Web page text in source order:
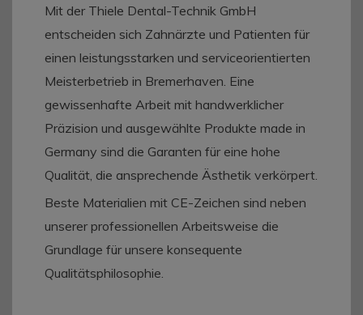
Mit der Thiele Dental-Technik GmbH
entscheiden sich Zahnärzte und Patienten für
einen leistungsstarken und serviceorientierten
Meisterbetrieb in Bremerhaven. Eine
gewissenhafte Arbeit mit handwerklicher
Präzision und ausgewählte Produkte made in
Germany sind die Garanten für eine hohe
Qualität, die ansprechende Ästhetik verkörpert.
Beste Materialien mit CE-Zeichen sind neben
unserer professionellen Arbeitsweise die
Grundlage für unsere konsequente
Qualitätsphilosophie.